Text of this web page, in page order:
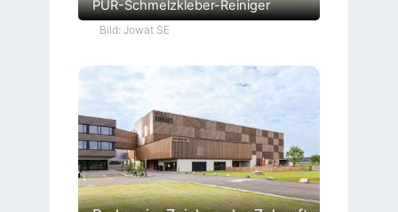
PUR-Schmelzkleber-Reiniger
Bild: Jowat SE